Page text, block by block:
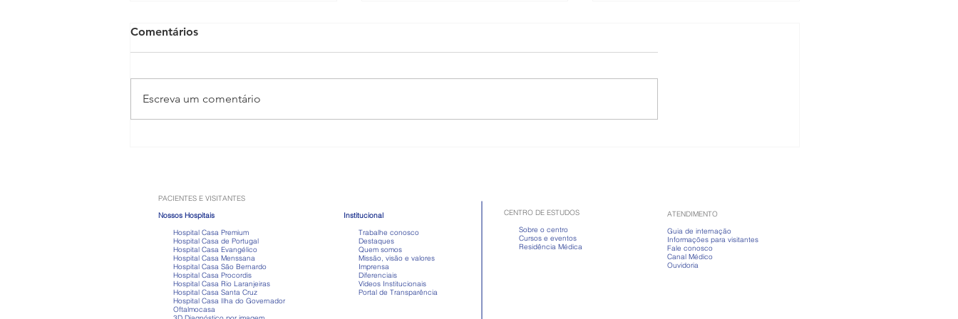
Comentários
Escreva um comentário
PACIENTES E VISITANTES
Nossos Hospitais
Hospital Casa Premium
Hospital Casa de Portugal
Hospital Casa Evangélico
Hospital Casa Menssana
Hospital Casa São Bernardo
Hospital Casa Procordis
Hospital Casa Rio Laranjeiras
Hospital Casa Santa Cruz
Hospital Casa Ilha do Governador
Oftalmocasa
Institucional
Trabalhe conosco
Destaques
Quem somos
Missão, visão e valores
Imprensa
Diferenciais
Vídeos Institucionais
Portal de Transparência
CENTRO DE ESTUDOS
Sobre o centro
Cursos e eventos
Residência Médica
ATENDIMENTO
Guia de internação
Informações para visitantes
Fale conosco
Canal Médico
Ouvidoria